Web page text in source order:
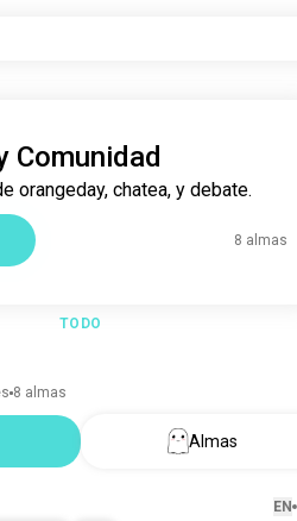
Comunidad
orangeday, chatea, y debate.
8 almas
TODO
8 almas
Almas
EN